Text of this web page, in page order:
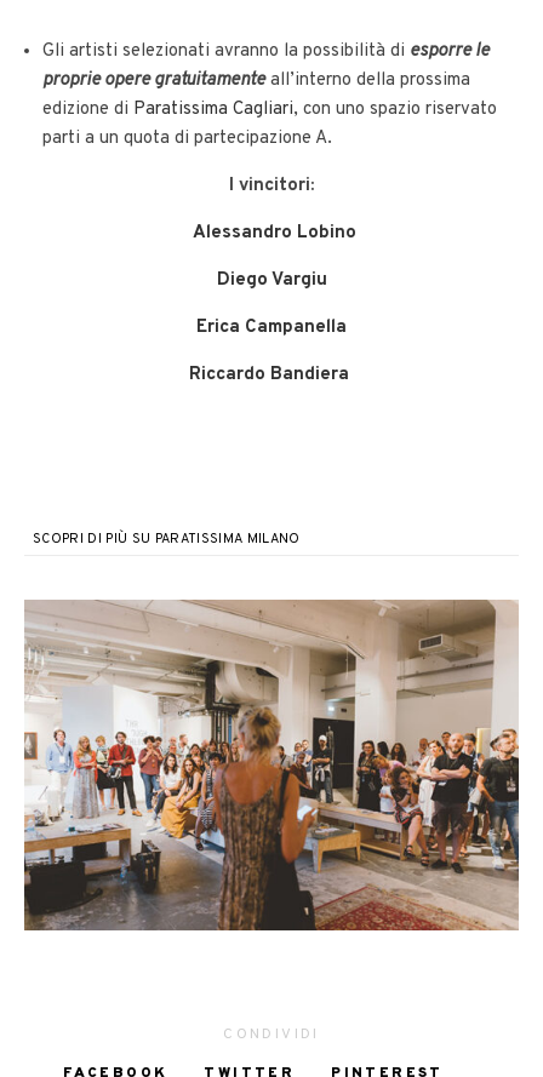
Gli artisti selezionati avranno la possibilità di esporre le
proprie opere gratuitamenteall’interno della prossima
edizione di Paratissima Cagliari, con uno spazio riservato
parti a un quota di partecipazione A.
I vincitori:
Alessandro Lobino
Diego Vargiu
Erica Campanella
Riccardo Bandiera
SCOPRI DI PIÙ SU PARATISSIMA MILANO
CONDIVIDI
FACEBOOK
TWITTER PINTEREST